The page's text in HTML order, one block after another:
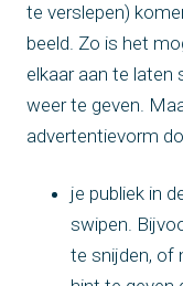
te verslepen)
beeld. Zo is het
elkaar aan te laten
weer te geven.
advertentievorm
je publiek in
swipen.
te snijden, of